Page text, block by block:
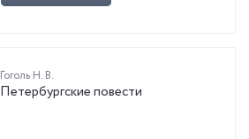
Гоголь Н. В.
Петербургские повести